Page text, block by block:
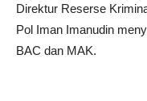
Direktur Reserse
Pol Iman Imanudin
BAC dan MAK.